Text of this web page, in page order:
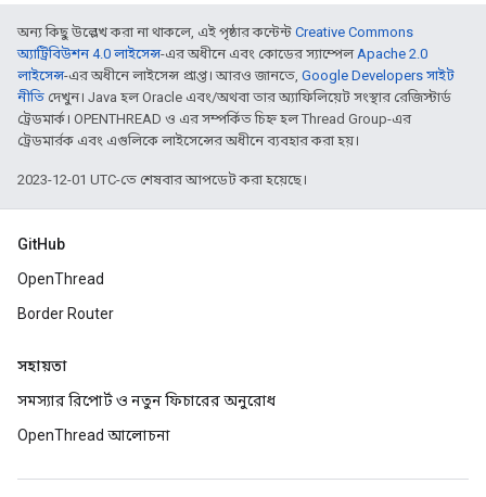
অন্য কিছু উল্লেখ করা না থাকলে, এই পৃষ্ঠার কন্টেন্ট Creative Commons
অ্যাট্রিবিউশন 4.0 লাইসেন্স-এর অধীনে এবং কোডের স্যাম্পেলApache 2.0
লাইসেন্স-এর অধীনে লাইসেন্স প্রাপ্ত। আরও জানতে, Google Developers সাইট
নীতি দেখুন। Java হল Oracle এবং/অথবা তার অ্যাফিলিয়েট সংস্থার রেজিস্টার্ড
ট্রেডমার্ক। OPENTHREAD ও এর সম্পর্কিত চিহ্ন হল Thread Group-এর
ট্রেডমার্রক এবং এগুলিকে লাইসেন্সের অধীনে ব্যবহার করা হয়।
2023-12-01 UTC-তে শেষবার আপডেট করা হয়েছে।
GitHub
OpenThread
Border Router
সহায়তা
সমস্যার রিপোর্ট ও নতুন ফিচারের অনুরোধ
OpenThread আলোচনা